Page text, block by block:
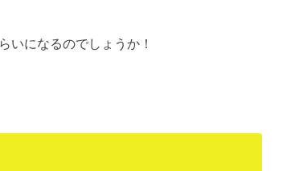
いになるのでしょうか！